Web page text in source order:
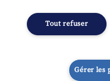
Déclaration d'accessibilité
Gérer les préférences
Tout refuser
Gérer les